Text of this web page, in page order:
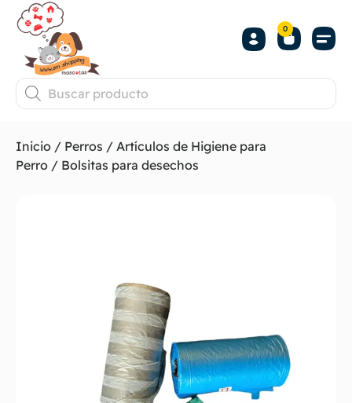
0
Inicio / Perros / Artículos de Higiene para
Perro / Bolsitas para desechos